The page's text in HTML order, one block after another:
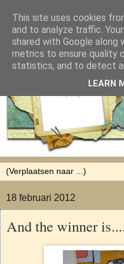
18 februari 2012
And the winner
This site uses cookies
and to analyze traffic.
shared with Google
metrics to ensure quality
statistics, and to detect
LEARN